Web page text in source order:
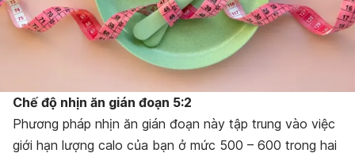
Chế độ nhịn ăn gián đoạn 5:2
Phương pháp nhịn ăn gián đoạn này tập trung vào việc
giới hạn lượng calo của bạn ở mức 500 – 600 trong hai